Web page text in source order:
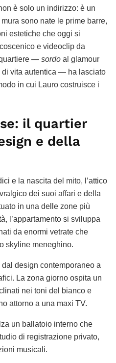
è solo un indirizzo: è un
sono nate le prime barre,
estetiche che oggi si
e videoclip da
— sordo al glamour
di vita autentica — ha lasciato
in cui Lauro costruisce i
il quartier
e della
e la nascita del mito, l’attico
dei suoi affari e della
in una delle zone più
l’appartamento si sviluppa
da enormi vetrate che
skyline meneghino.
design contemporaneo a
La zona giorno ospita un
nei toni del bianco e
attorno a una maxi TV.
un ballatoio interno che
di registrazione privato,
musicali.